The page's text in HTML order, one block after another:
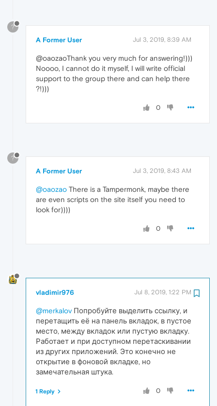
?
A Former User Jul 3, 2019, 8:39 AM
@oaozaoThank you very much for answering!)))
Noooo, I cannot do it myself, I will write official
support to the group there and can help there
?!)))
0
?
A Former User Jul 3, 2019, 8:43 AM
@oaozao There is a Tampermonk, maybe there
are even scripts on the site itself you need to
look for))))
0
vladimir976 Jul 8, 2019, 1:22 PM
@merkalov Попробуйте выделить ссылку, и
перетащить её на панель вкладок, в пустое
место, между вкладок или пустую вкладку.
Работает и при доступном перетаскивании
из других приложений. Это конечно не
открытие в фоновой вкладке, но
замечательная штука.
0
1 Reply